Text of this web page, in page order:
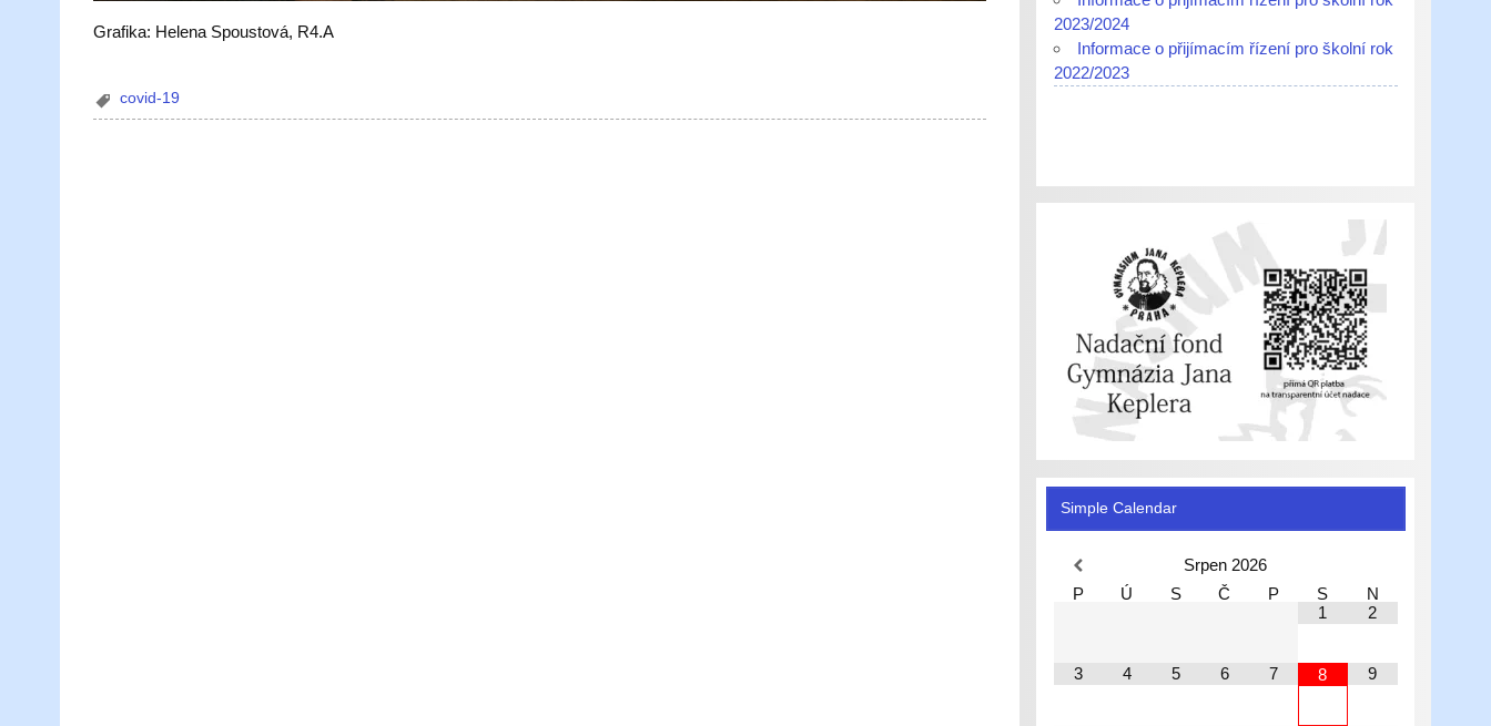
Grafika: Helena Spoustová, R4.A
covid-19
2023/2024
Informace o přijímacím řízení pro školní rok
2022/2023
Simple Calendar
Srpen 2026
P
Ú S Č P S
N
1
2
3 4 5 6 7 8 9